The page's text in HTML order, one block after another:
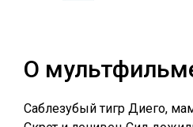
О
Саблезубый тигр Диего,